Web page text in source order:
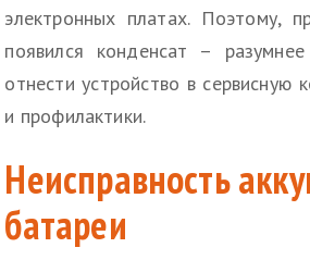
электронных платах. Поэтому,
появился конденсат –
отнести устройство в сервисную
и профилактики.
Неисправность
батареи